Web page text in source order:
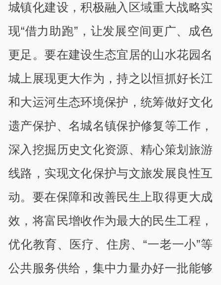
城镇化建设，积极融入区域重大战略实
现“借力助跑”，让发展空间更广、成色
更足。要在建设生态宜居的山水花园名
城上展现更大作为，持之以恒抓好长江
和大运河生态环境保护，统筹做好文化
遗产保护、名城名镇保护修复等工作，
深入挖掘历史文化资源、精心策划旅游
线路，实现文化保护与文旅发展良性互
动。要在保障和改善民生上取得更大成
效，将富民增收作为最大的民生工程，
优化教育、医疗、住房、“一老一小”等
公共服务供给，集中力量办好一批能够